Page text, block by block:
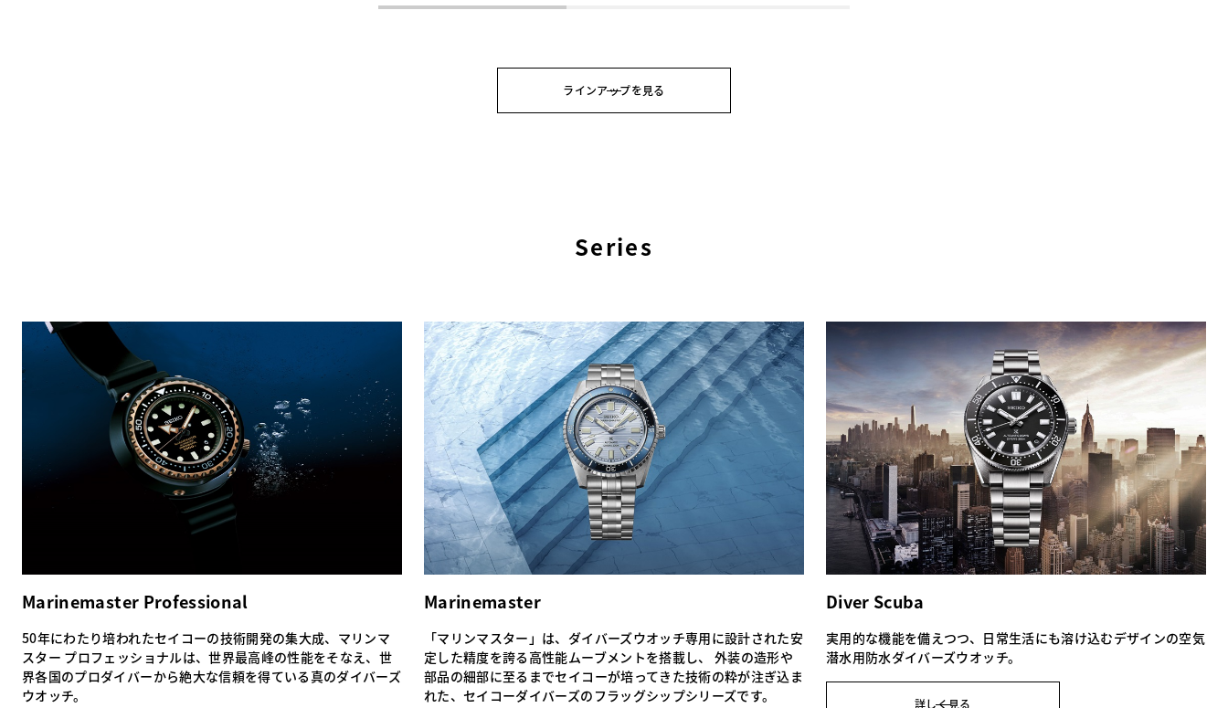
ラインアップを見る
Series
Marinemaster Professional
50年にわたり培われたセイコーの技術開発の集大成、マリンマ
スター プロフェッショナルは、世界最高峰の性能をそなえ、世
界各国のプロダイバーから絶大な信頼を得ている真のダイバーズ
ウオッチ。
Marinemaster
「マリンマスター」は、ダイバーズウオッチ専用に設計された安
定した精度を誇る高性能ムーブメントを搭載し、 外装の造形や
部品の細部に至るまでセイコーが培ってきた技術の粋が注ぎ込ま
れた、セイコーダイバーズのフラッグシップシリーズです。
Diver Scuba
実用的な機能を備えつつ、日常生活にも溶け込むデザインの空気
潜水用防水ダイバーズウオッチ。
詳しく見る